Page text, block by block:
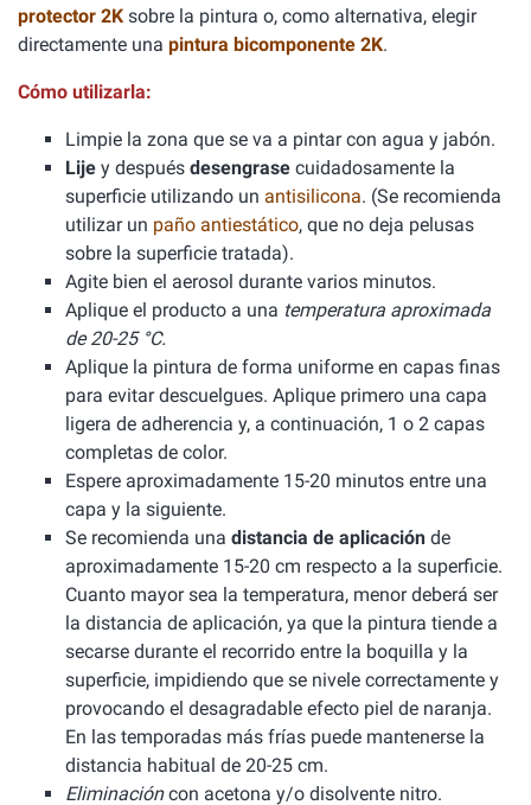
protector 2K sobre la pintura o, como alternativa, elegir
directamente una pintura bicomponente 2K.
Cómo utilizarla:
Limpie la zona que se va a pintar con agua y jabón.
Lije y después desengrase cuidadosamente la
superficie utilizando un antisilicona. (Se recomienda
utilizar un paño antiestático, que no deja pelusas
sobre la superficie tratada).
Agite bien el aerosol durante varios minutos.
Aplique el producto a una temperatura aproximada
de 20-25 °C.
Aplique la pintura de forma uniforme en capas finas
para evitar descuelgues. Aplique primero una capa
ligera de adherencia y, a continuación, 1 o 2 capas
completas de color.
Espere aproximadamente 15-20 minutos entre una
capa y la siguiente.
Se recomienda una distancia de aplicación de
aproximadamente 15-20 cm respecto a la superficie.
Cuanto mayor sea la temperatura, menor deberá ser
la distancia de aplicación, ya que la pintura tiende a
secarse durante el recorrido entre la boquilla y la
superficie, impidiendo que se nivele correctamente y
provocando el desagradable efecto piel de naranja.
En las temporadas más frías puede mantenerse la
distancia habitual de 20-25 cm.
Eliminacióncon acetona y/o disolvente nitro.